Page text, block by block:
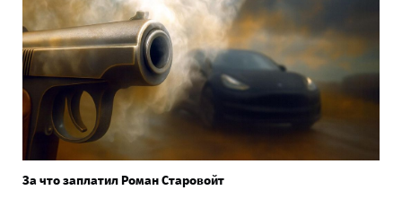
За что заплатил Роман Старовойт